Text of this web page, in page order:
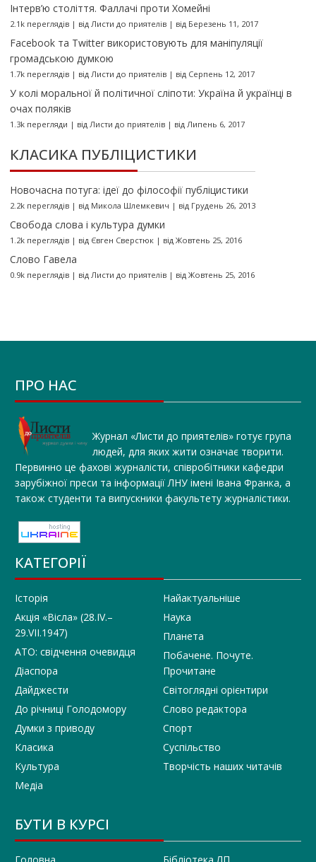
Інтерв’ю століття. Фаллачі проти Хомейні
2.1k переглядів| від Листи до приятелів| від Березень 11, 2017
Facebook та Twitter використовують для маніпуляції
громадською думкою
1.7k переглядів| від Листи до приятелів| від Серпень 12, 2017
У колі моральної й політичної сліпоти: Україна й українці в
очах поляків
1.3k перегляди | від Листи до приятелів| від Липень 6, 2017
КЛАСИКА ПУБЛІЦИСТИКИ
Новочасна потуга: ідеї до філософії публіцистики
2.2k переглядів| від Микола Шлемкевич | від Грудень 26, 2013
Свобода слова і культура думки
1.2k переглядів| від Євген Сверстюк| від Жовтень 25, 2016
Слово Гавела
0.9k переглядів| від Листи до приятелів| від Жовтень 25, 2016
ПРО НАС
Журнал «Листи до приятелів» готує група
людей, для яких жити означає творити.
Первинно це фахові журналісти, співробітники кафедри
зарубіжної преси та інформації ЛНУ імені Івана Франка, а
також студенти та випускники факультету журналістики.
КАТЕГОРІЇ
Історія
Акція «Вісла» (28.IV.–
29.VII.1947)
АТО: свідчення очевидця
Діаспора
Дайджести
До річниці Голодомору
Думки з приводу
Класика
Культура
Медіа
Найактуальніше
Наука
Планета
Побачене. Почуте.
Прочитане
Світоглядні орієнтири
Слово редактора
Спорт
Суспільство
Творчість наших читачів
БУТИ В КУРСІ